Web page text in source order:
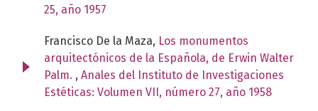
25, año 1957
Francisco De la Maza, Los monumentos
arquitectónicos de la Española, de Erwin Walter
Palm. , Anales del Instituto de Investigaciones
Estéticas: Volumen VII, número 27, año 1958